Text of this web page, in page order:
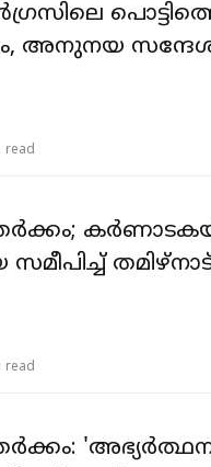
അനുനയ
read
read
'അഭ്യര്‍ത്ഥന